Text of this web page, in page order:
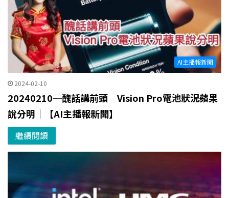
AI主播報新聞
2024-02-10
20240210─醜話講前頭 Vision Pro電池狀況蘋果
說分明｜【AI主播報新聞】
繼續閱讀